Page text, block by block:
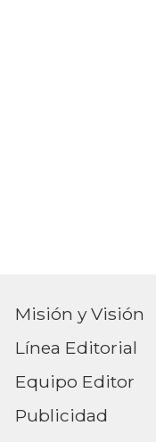
Misión y Visión
Línea Editorial
Equipo Editor
Publicidad